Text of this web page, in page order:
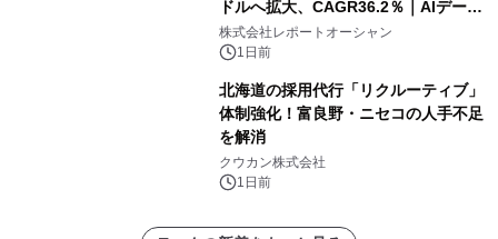
ドルへ拡大、CAGR36.2％｜AIデータ
センター・高速光通信需要が成長を加
速
株式会社レポートオーシャン
1日前
北海道の採用代行「リクルーティブ」
体制強化！富良野・ニセコの人手不足
を解消
クウカン株式会社
1日前